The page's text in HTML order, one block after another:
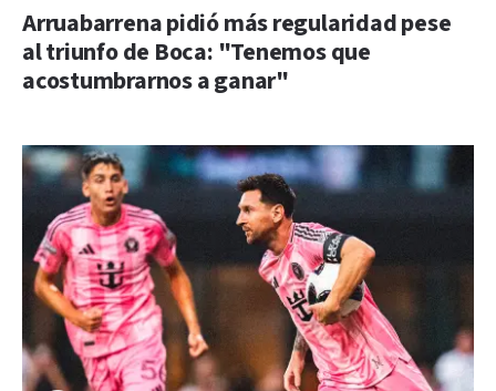
Arruabarrena pidió más regularidad pese
al triunfo de Boca: "Tenemos que
acostumbrarnos a ganar"